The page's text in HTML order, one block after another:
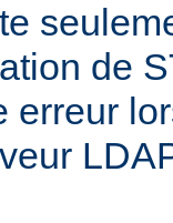
de
erreur